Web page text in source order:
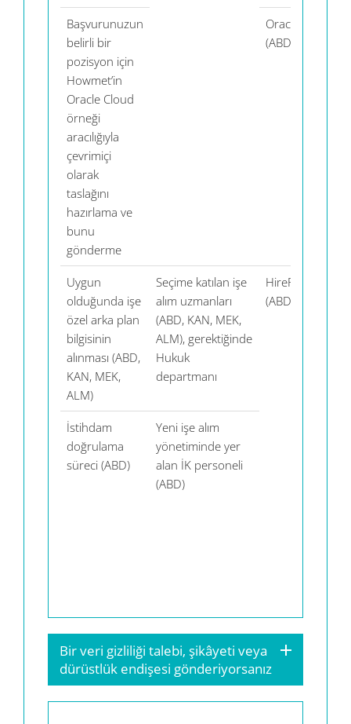
Başvurunuzun
belirli bir
pozisyon için
Howmet’in
Oracle Cloud
örneği
aracılığıyla
çevrimiçi
olarak
taslağını
hazırlama ve
bunu
gönderme
Oracle
(ABD)
Uygun
olduğunda işe
özel arka plan
bilgisinin
alınması (ABD,
KAN, MEK,
ALM)
Seçime katılan işe
alım uzmanları
(ABD, KAN, MEK,
ALM), gerektiğinde
Hukuk
departmanı
HireRight
(ABD)
İstihdam
doğrulama
süreci (ABD)
Yeni işe alım
yönetiminde yer
alan İK personeli
(ABD)
Bir veri gizliliği talebi, şikâyeti veya
dürüstlük endişesi gönderiyorsanız